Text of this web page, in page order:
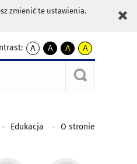
zmienić te ustawienia.
A
kontrast
A
kontrast
czarnym
A
kontrast
żółty
tekst
czarnym
A
kontrast
czarny
tekst
żółtym
Edukacja O stronie